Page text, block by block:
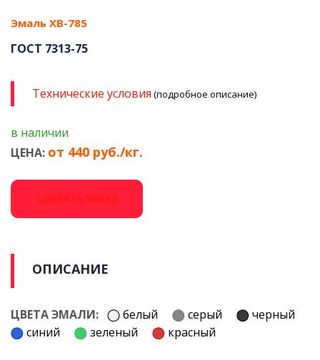
Эмаль ХВ-785
ГОСТ 7313-75
Технические условия (подробное описание)
в наличии
ЦЕНА: от 440 руб./кг.
СДЕЛАТЬ ЗАКАЗ
ОПИСАНИЕ
ЦВЕТА ЭМАЛИ: белый серый
черный
синий
зеленый красный